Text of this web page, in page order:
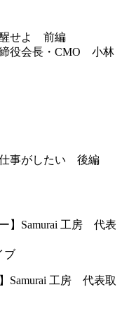
醒せよ 前編
役会長・CMO 小林
仕事がしたい 後編
ブ
Samurai 工房 代表取